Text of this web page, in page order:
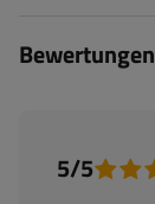
Bewertungen
5/5